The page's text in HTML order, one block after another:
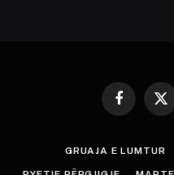
Facebook
X
GRUAJA E LUMTUR